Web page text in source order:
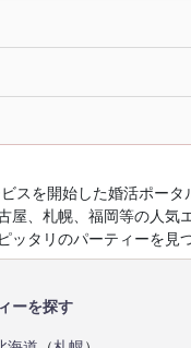
スを開始した婚活ポー
屋、札幌、福岡等の人
ッタリのパーティーを見
ーを探す